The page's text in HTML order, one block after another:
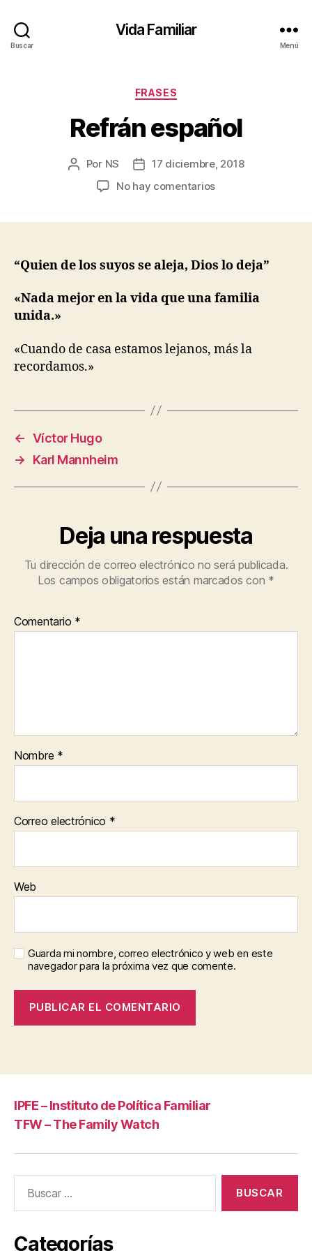
Buscar
Vida Familiar
Menú
Categorías
FRASES
Refrán español
Autor
Por NS
Fecha
la
17 diciembre, 2018
No hay comentariosen
“Quien de los suyos se aleja, Dios lo deja”
«Nada mejor en la vida que una familia
unida.»
«Cuando de casa estamos lejanos, más la
recordamos.»
← Víctor Hugo
→
Karl Mannheim
Deja una respuesta
Tu dirección de correo electrónico no será publicada.
Los campos obligatorios están marcados con *
Comentario *
Nombre *
Correo electrónico *
Web
Guarda mi nombre, correo electrónico y web en este
navegador para la próxima vez que comente.
IPFE – Instituto de Política Familiar
TFW – The Family Watch
Categorías